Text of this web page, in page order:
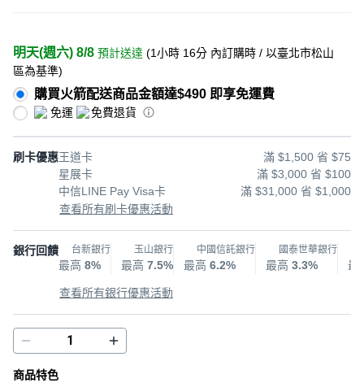
明天(週六) 8/8 預計送達 (1小時 16分 內訂購時 / 以臺北市松山
區為基準)
購買火箭配送商品金額達$490 即享免運費
免運 免費退貨
刷卡優惠王道卡
滿 $1,500 省 $75
星展卡
滿 $3,000 省 $100
中信LINE Pay Visa卡
滿 $31,000 省 $1,000
查看所有刷卡優惠活動
銀行回饋 台新銀行
最高 8%
玉山銀行
最高 7.5%
中國信託銀行
最高 6.2%
國泰世華銀行
最高 3.3% 最
查看所有銀行優惠活動
商品特色